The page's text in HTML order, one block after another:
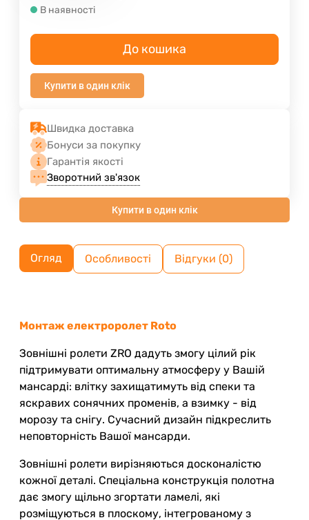
В наявності
До кошика
Купити в один клік
Швидка доставка
Бонуси за покупку
Гарантія якості
Зворотний зв'язок
Купити в один клік
Огляд Особливості Відгуки (0)
Монтаж електроролет Roto
Зовнішні ролети ZRO дадуть змогу цілий рік
підтримувати оптимальну атмосферу у Вашій
мансарді: влітку захищатимуть від спеки та
яскравих сонячних променів, а взимку - від
морозу та снігу. Сучасний дизайн підкреслить
неповторність Вашої мансарди.
Зовнішні ролети вирізняються досконалістю
кожної деталі. Спеціальна конструкція полотна
дає змогу щільно згортати ламелі, які
розміщуються в плоскому, інтегрованому з